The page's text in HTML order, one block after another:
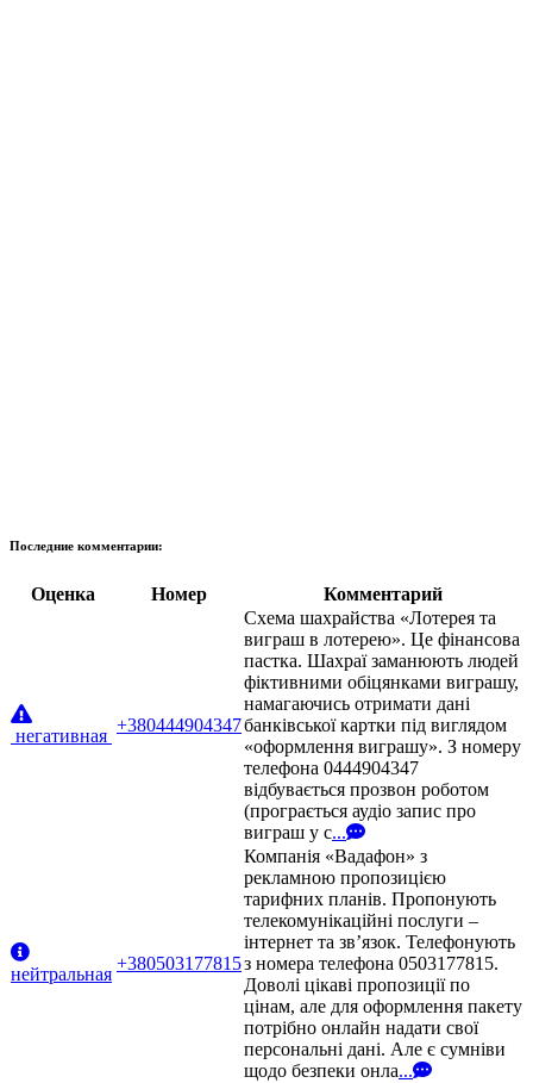
Последние комментарии:
Оценка Номер Комментарий
негативная
+380444904347
Схема шахрайства «Лотерея та
виграш в лотерею». Це фінансова
пастка. Шахраї заманюють людей
фіктивними обіцянками виграшу,
намагаючись отримати дані
банківської картки під виглядом
«оформлення виграшу». З номеру
телефона 0444904347
відбувається прозвон роботом
(програється аудіо запис про
виграш у с...
нейтральная
+380503177815
Компанія «Вадафон» з
рекламною пропозицією
тарифних планів. Пропонують
телекомунікаційні послуги –
інтернет та зв’язок. Телефонують
з номера телефона 0503177815.
Доволі цікаві пропозиції по
цінам, але для оформлення пакету
потрібно онлайн надати свої
персональні дані. Але є сумніви
щодо безпеки онла...